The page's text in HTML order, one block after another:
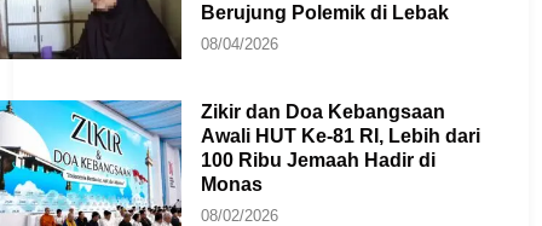
Berujung Polemik di Lebak
08/04/2026
Zikir dan Doa Kebangsaan
Awali HUT Ke-81 RI, Lebih dari
100 Ribu Jemaah Hadir di
Monas
08/02/2026